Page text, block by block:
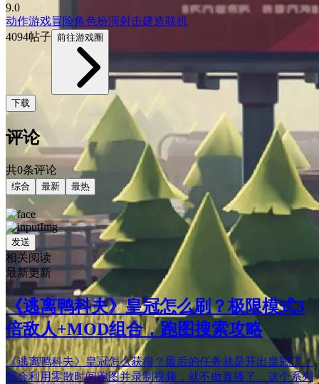
9.0
动作游戏冒险角色扮演射击建造联机
4094帖子 前往游戏圈
下载
评论
共0条评论
综合 最新 最热
发送
相关阅读
最新更新
《逃离鸭科夫》皇冠怎么刷？极限模式3
倍敌人+MOD组合，跑图搜索攻略
《逃离鸭科夫》皇冠怎么获得？最后的任务就是开出皇冠了，
我会利用零散时间跑图并录制视频，就不做直播了。这个系列